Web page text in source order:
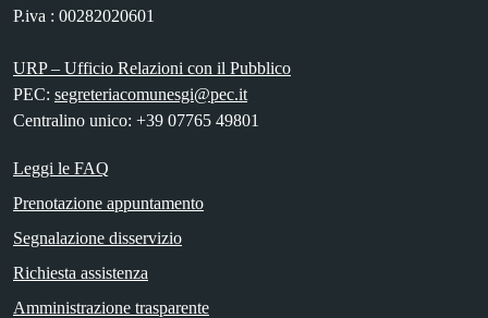
P.iva : 00282020601
URP – Ufficio Relazioni con il Pubblico
PEC: segreteriacomunesgi@pec.it
Centralino unico: +39 07765 49801
Leggi le FAQ
Prenotazione appuntamento
Segnalazione disservizio
Richiesta assistenza
Amministrazione trasparente